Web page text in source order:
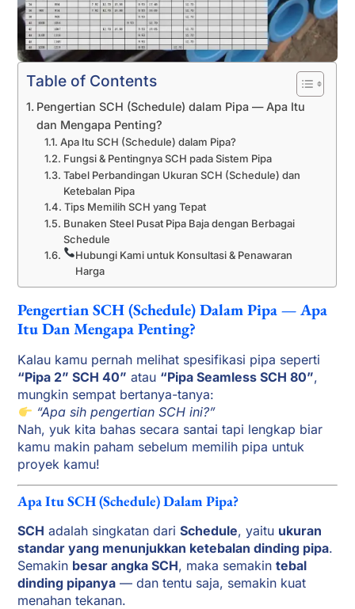
Table of Contents
Pengertian SCH (Schedule) dalam Pipa — Apa Itu
dan Mengapa Penting?
Apa Itu SCH (Schedule) dalam Pipa?
Fungsi & Pentingnya SCH pada Sistem Pipa
Tabel Perbandingan Ukuran SCH (Schedule) dan
Ketebalan Pipa
Tips Memilih SCH yang Tepat
Bunaken Steel Pusat Pipa Baja dengan Berbagai
Schedule
Hubungi Kami untuk Konsultasi & Penawaran
Harga
Pengertian SCH (Schedule) Dalam Pipa — Apa
Itu Dan Mengapa Penting?
Kalau kamu pernah melihat spesifikasi pipa seperti
“Pipa 2” SCH 40” atau “Pipa Seamless SCH 80”,
mungkin sempat bertanya-tanya:
“Apa sih pengertian SCH ini?”
Nah, yuk kita bahas secara santai tapi lengkap biar
kamu makin paham sebelum memilih pipa untuk
proyek kamu!
Apa Itu SCH (Schedule) Dalam Pipa?
SCH adalah singkatan dariSchedule, yaitu ukuran
standar yang menunjukkan ketebalan dinding pipa.
Semakin besar angka SCH, maka semakintebal
dinding pipanya — dan tentu saja, semakin kuat
menahan tekanan.